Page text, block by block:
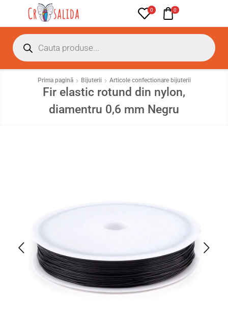
0 0
Prima pagină Bijuterii Articole confectionare bijuterii
Fir elastic rotund din nylon,
diamentru 0,6 mm Negru